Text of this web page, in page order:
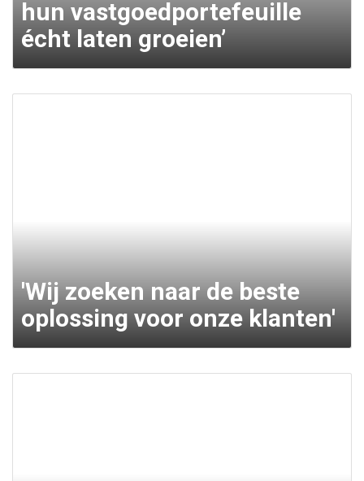
hun vastgoedportefeuille
écht laten groeien’
'Wij zoeken naar de beste
oplossing voor onze klanten'